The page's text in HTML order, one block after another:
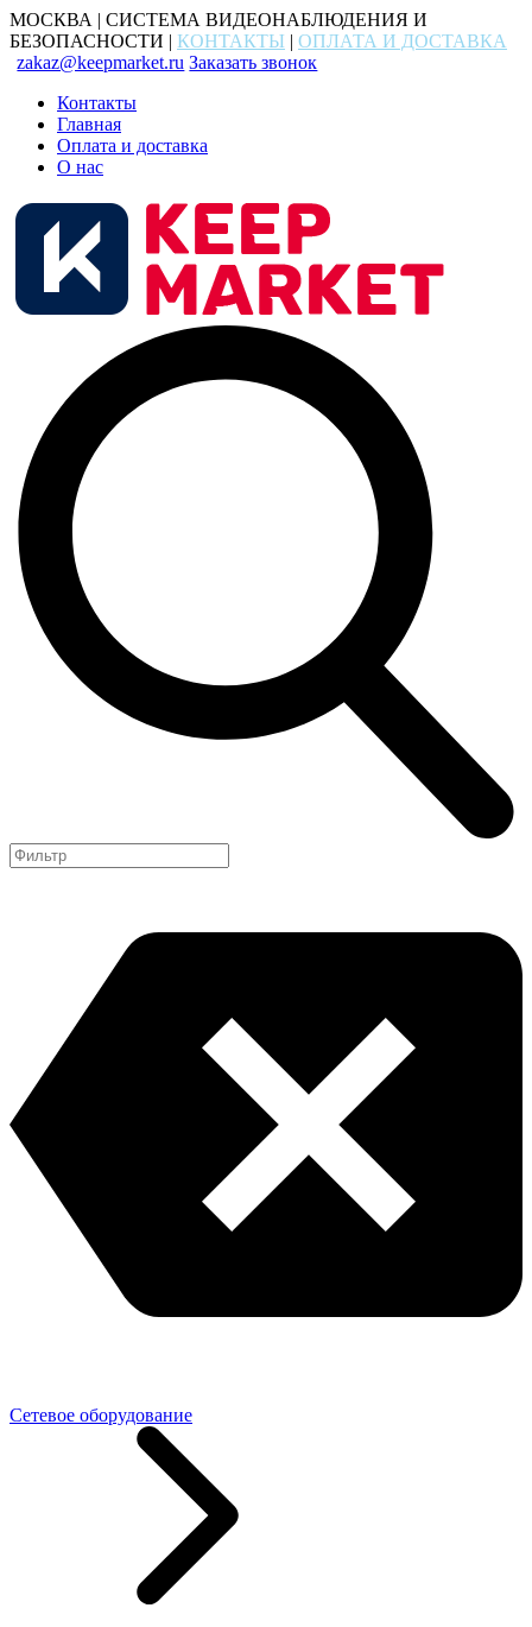
МОСКВА | СИСТЕМА ВИДЕОНАБЛЮДЕНИЯ И
БЕЗОПАСНОСТИ | КОНТАКТЫ | ОПЛАТА И ДОСТАВКА
zakaz@keepmarket.ru Заказать звонок
Контакты
Главная
Оплата и доставка
О нас
Сетевое оборудование